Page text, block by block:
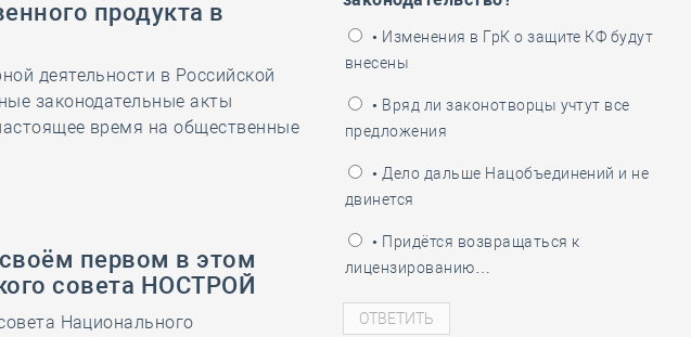
28 мая-День пограничника
продукта в
деятельности в Российской
законодательные акты
время на общественные
первом в этом
совета НОСТРОЙ
Национального
• Изменения в ГрК о защите КФ будут
внесены
• Вряд ли законотворцы учтут все
предложения
• Дело дальше Нацобъединений и не
двинется
• Придётся возвращаться к
лицензированию…